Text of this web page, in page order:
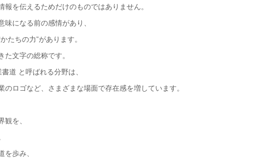
を伝えるためだけのものではありません。
になる前の感情があり、
たちの力”があります。
文字の総称です。
道 と呼ばれる分野は、
ロゴなど、さまざまな場面で存在感を増しています。
を、
歩み、